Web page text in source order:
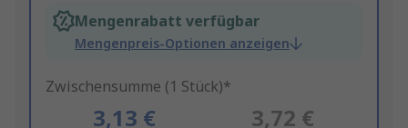
Mengenrabatt verfügbar
Mengenpreis-Optionen anzeigen
Zwischensumme (1 Stück)*
3,13 € 3,72 €